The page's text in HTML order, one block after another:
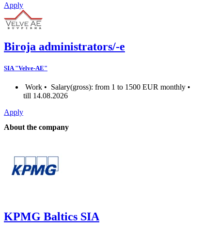
Apply
Biroja administrators/-e
SIA "Velve-AE"
Work • Salary(gross): from 1 to 1500 EUR monthly •
till 14.08.2026
Apply
About the company
KPMG Baltics SIA